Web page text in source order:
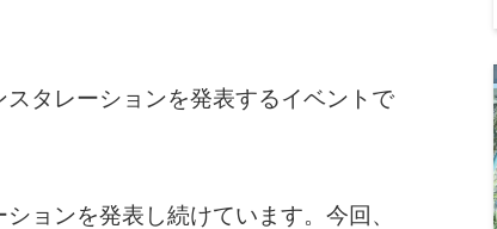
タレーションを発表するイベントで
ョンを発表し続けています。今回、